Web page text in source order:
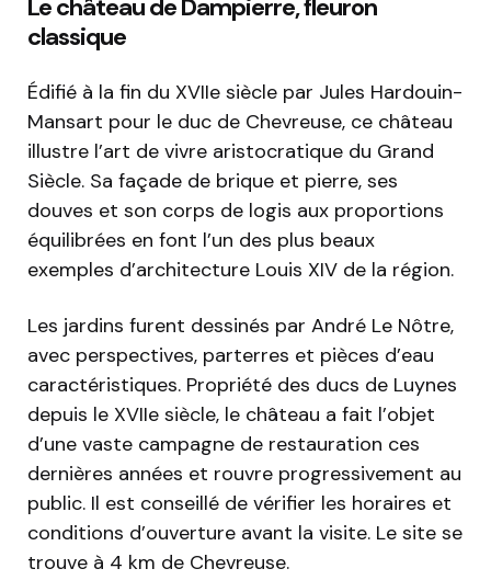
Le château de Dampierre, fleuron
classique
Édifié à la fin du XVIIe siècle par Jules Hardouin-
Mansart pour le duc de Chevreuse, ce château
illustre l’art de vivre aristocratique du Grand
Siècle. Sa façade de brique et pierre, ses
douves et son corps de logis aux proportions
équilibrées en font l’un des plus beaux
exemples d’architecture Louis XIV de la région.
Les jardins furent dessinés par André Le Nôtre,
avec perspectives, parterres et pièces d’eau
caractéristiques. Propriété des ducs de Luynes
depuis le XVIIe siècle, le château a fait l’objet
d’une vaste campagne de restauration ces
dernières années et rouvre progressivement au
public. Il est conseillé de vérifier les horaires et
conditions d’ouverture avant la visite. Le site se
trouve à 4 km de Chevreuse.